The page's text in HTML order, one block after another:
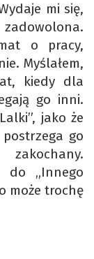
mi się,
o pracy,
Myślałem,
kiedy dla
go inni.
jako że
go
do „Innego
może trochę